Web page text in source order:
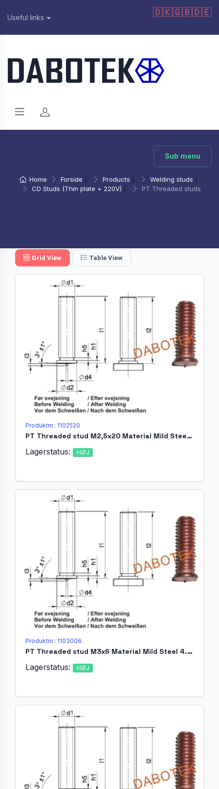
Useful links 🇩🇰🇬🇧🇩🇪
Sub menu
Home Forside Products Welding studs
CD Studs (Thin plate + 220V)
PT Threaded studs
Grid View Table View
Produktnr.: 1102520
PT Threaded stud M2,5x20 Material Mild Steel 4.8 acc. EN ISO 13918
Lagerstatus: HØJ
Produktnr.: 1103006
PT Threaded stud M3x6 Material Mild Steel 4.8 acc. EN ISO 13918
Lagerstatus: HØJ